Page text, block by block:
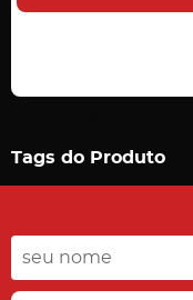
Tags do Produto